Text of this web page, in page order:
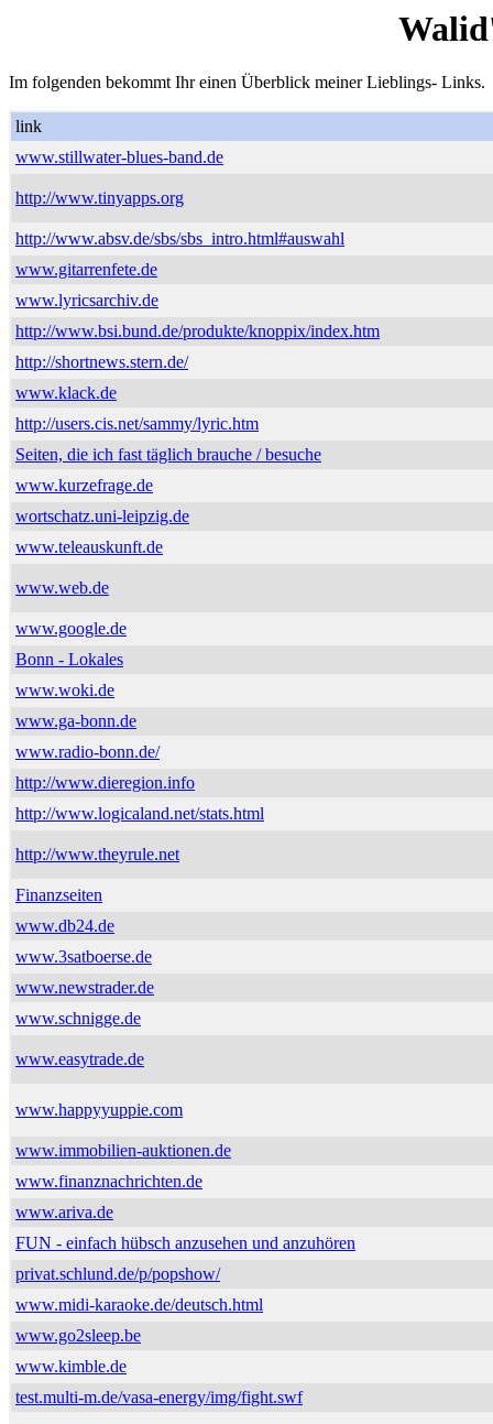
Im folgenden bekommt Ihr einen Überblick meiner Lieblings- Links.
link
www.stillwater-blues-band.de
http://www.tinyapps.org
http://www.absv.de/sbs/sbs_intro.html#auswahl
www.gitarrenfete.de
www.lyricsarchiv.de
http://www.bsi.bund.de/produkte/knoppix/index.htm
http://shortnews.stern.de/
www.klack.de
http://users.cis.net/sammy/lyric.htm
Seiten, die ich fast täglich brauche / besuche
www.kurzefrage.de
wortschatz.uni-leipzig.de
www.teleauskunft.de
www.web.de
www.google.de
Bonn - Lokales
www.woki.de
www.ga-bonn.de
www.radio-bonn.de/
http://www.dieregion.info
http://www.logicaland.net/stats.html
http://www.theyrule.net
Finanzseiten
www.db24.de
www.3satboerse.de
www.newstrader.de
www.schnigge.de
www.easytrade.de
www.happyyuppie.com
www.immobilien-auktionen.de
www.finanznachrichten.de
www.ariva.de
FUN - einfach hübsch anzusehen und anzuhören
privat.schlund.de/p/popshow/
www.midi-karaoke.de/deutsch.html
www.go2sleep.be
www.kimble.de
test.multi-m.de/vasa-energy/img/fight.swf